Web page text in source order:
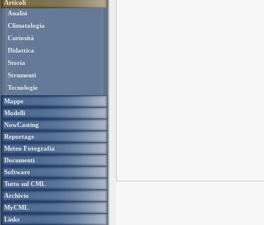
Articoli
Analisi
Climatologia
Curiosità
Didattica
Storia
Strumenti
Tecnologie
Mappe
Modelli
NowCasting
Reportage
Meteo Fotografia
Documenti
Software
Tutto sul CML
Archivio
MyCML
Links